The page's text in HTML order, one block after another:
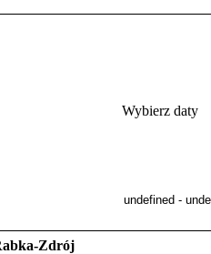
Wybierz daty
Zdrój